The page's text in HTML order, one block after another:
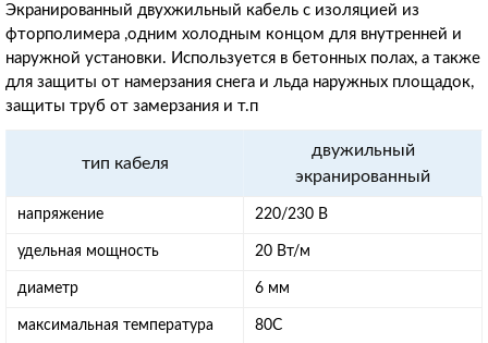
Экранированный двухжильный кабель с изоляцией из
фторполимера ,одним холодным концом для внутренней и
наружной установки. Используется в бетонных полах, а также
для защиты от намерзания снега и льда наружных площадок,
защиты труб от замерзания и т.п
тип кабеля
двужильный
экранированный
напряжение 220/230 В
удельная мощность 20 Вт/м
диаметр 6 мм
максимальная температура 80С